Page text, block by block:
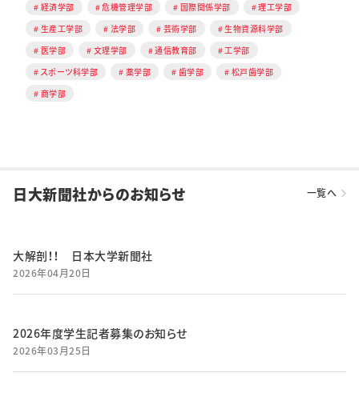
経済学部 危機管理学部 国際関係学部
理工学部
生産工学部
法学部 芸術学部
生物資源科学部
医学部
文理学部 通信教育部
工学部
スポーツ科学部
薬学部 歯学部
松戸歯学部
商学部
日大新聞社からのお知らせ 一覧へ
大解剖！！ 日本大学新聞社
2026年04月20日
2026年度学生記者募集のお知らせ
2026年03月25日